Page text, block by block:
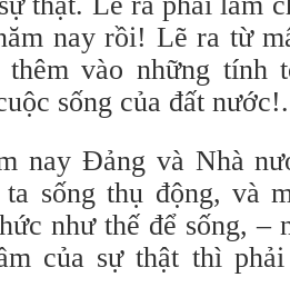
nay rồi! Lẽ ra từ
thêm vào những tính
sống của đất
nay Đảng và Nhà
sống thụ động, và
như thế để sống, –
của sự thật thì